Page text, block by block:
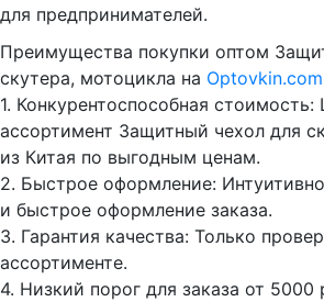
для предпринимателей.
Преимущества покупки оптом
скутера, мотоцикла на Optovkin.com
1.⁠ ⁠Конкурентоспособная
ассортимент Защитный чехол для
из Китая по выгодным ценам.
2.⁠ ⁠Быстрое оформление:
и быстрое оформление заказа.
3.⁠ ⁠Гарантия качества: Только
ассортименте.
4.⁠ ⁠Низкий порог для заказа от 5000